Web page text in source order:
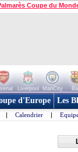
Coupe du
Liverpool ManCity
d'Europe Les
| Calendrier |